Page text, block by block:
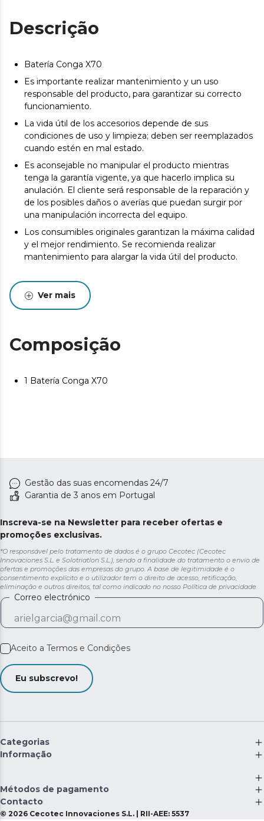
Descrição
Batería Conga X70
Es importante realizar mantenimiento y un uso
responsable del producto, para garantizar su correcto
funcionamiento.
La vida útil de los accesorios depende de sus
condiciones de uso y limpieza; deben ser reemplazados
cuando estén en mal estado.
Es aconsejable no manipular el producto mientras
tenga la garantía vigente, ya que hacerlo implica su
anulación. El cliente será responsable de la reparación y
de los posibles daños o averías que puedan surgir por
una manipulación incorrecta del equipo.
Los consumibles originales garantizan la máxima calidad
y el mejor rendimiento. Se recomienda realizar
mantenimiento para alargar la vida útil del producto.
Ver mais
Composição
1 Batería Conga X70
Gestão das suas encomendas 24/7
Garantia de 3 anos em Portugal
Inscreva-se na Newsletter para receber ofertas e
promoções exclusivas.
*O responsável pelo tratamento de dados é o grupo Cecotec (Cecotec
Innovaciones S.L. e Solotriatlon S.L.), sendo a finalidade do tratamento o envio de
ofertas e promoções das empresas do grupo. A base de legitimidade é o
consentimento explícito e o utilizador tem o direito de acesso, retificação,
eliminação e outros direitos, tal como indicado no nosso Política de privacidade
Correo electrónico
Aceito a Termos e Condições
Eu subscrevo!
Categorias
Informação
Métodos de pagamento
Contacto
© 2026 Cecotec Innovaciones S.L. | RII-AEE: 5537